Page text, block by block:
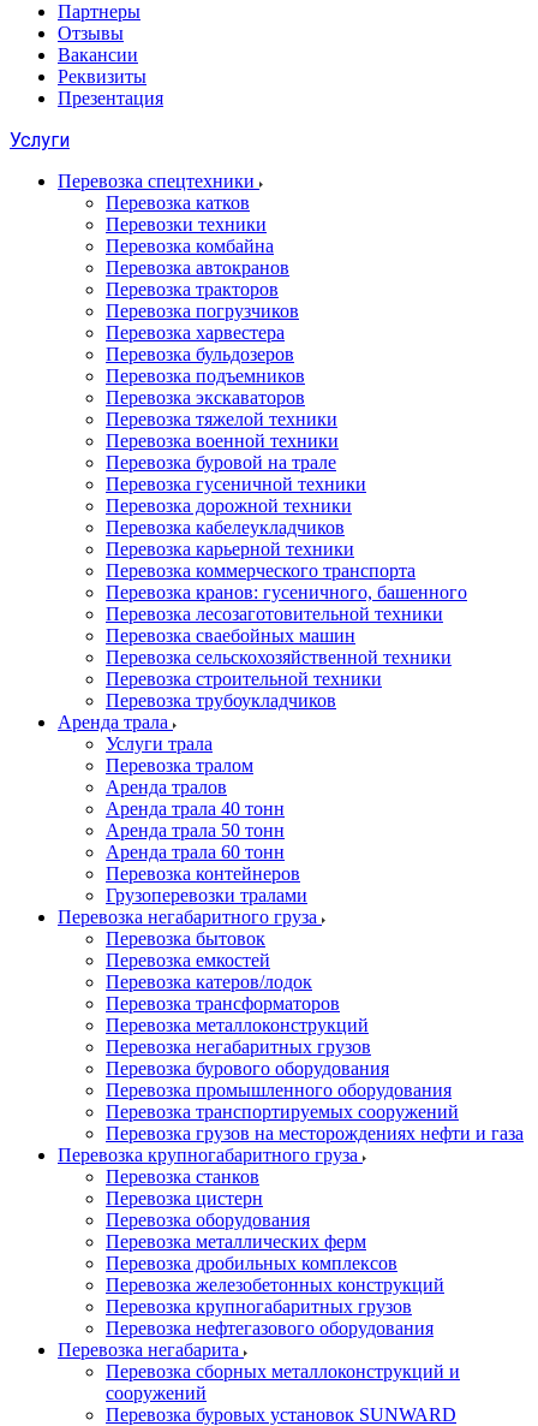
Партнеры
Отзывы
Вакансии
Реквизиты
Презентация
Услуги
Перевозка спецтехники
Перевозка катков
Перевозки техники
Перевозка комбайна
Перевозка автокранов
Перевозка тракторов
Перевозка погрузчиков
Перевозка харвестера
Перевозка бульдозеров
Перевозка подъемников
Перевозка экскаваторов
Перевозка тяжелой техники
Перевозка военной техники
Перевозка буровой на трале
Перевозка гусеничной техники
Перевозка дорожной техники
Перевозка кабелеукладчиков
Перевозка карьерной техники
Перевозка коммерческого транспорта
Перевозка кранов: гусеничного, башенного
Перевозка лесозаготовительной техники
Перевозка сваебойных машин
Перевозка сельскохозяйственной техники
Перевозка строительной техники
Перевозка трубоукладчиков
Аренда трала
Услуги трала
Перевозка тралом
Аренда тралов
Аренда трала 40 тонн
Аренда трала 50 тонн
Аренда трала 60 тонн
Перевозка контейнеров
Грузоперевозки тралами
Перевозка негабаритного груза
Перевозка бытовок
Перевозка емкостей
Перевозка катеров/лодок
Перевозка трансформаторов
Перевозка металлоконструкций
Перевозка негабаритных грузов
Перевозка бурового оборудования
Перевозка промышленного оборудования
Перевозка транспортируемых сооружений
Перевозка грузов на месторождениях нефти и газа
Перевозка крупногабаритного груза
Перевозка станков
Перевозка цистерн
Перевозка оборудования
Перевозка металлических ферм
Перевозка дробильных комплексов
Перевозка железобетонных конструкций
Перевозка крупногабаритных грузов
Перевозка нефтегазового оборудования
Перевозка негабарита
Перевозка сборных металлоконструкций и
сооружений
Перевозка буровых установок SUNWARD